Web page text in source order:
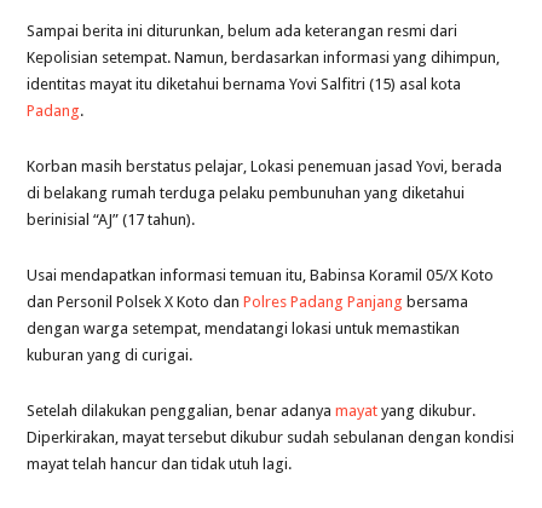
Sampai berita ini diturunkan, belum ada keterangan resmi dari
Kepolisian setempat. Namun, berdasarkan informasi yang dihimpun,
identitas mayat itu diketahui bernama Yovi Salfitri (15) asal kota
Padang.
Korban masih berstatus pelajar, Lokasi penemuan jasad Yovi, berada
di belakang rumah terduga pelaku pembunuhan yang diketahui
berinisial “AJ” (17 tahun).
Usai mendapatkan informasi temuan itu, Babinsa Koramil 05/X Koto
dan Personil Polsek X Koto danPolres Padang Panjang bersama
dengan warga setempat, mendatangi lokasi untuk memastikan
kuburan yang di curigai.
Setelah dilakukan penggalian, benar adanyamayat yang dikubur.
Diperkirakan, mayat tersebut dikubur sudah sebulanan dengan kondisi
mayat telah hancur dan tidak utuh lagi.